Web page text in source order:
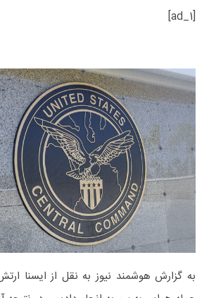
[ad_1]
به گزارش هوشمند نیوز به نقل از ایسنا